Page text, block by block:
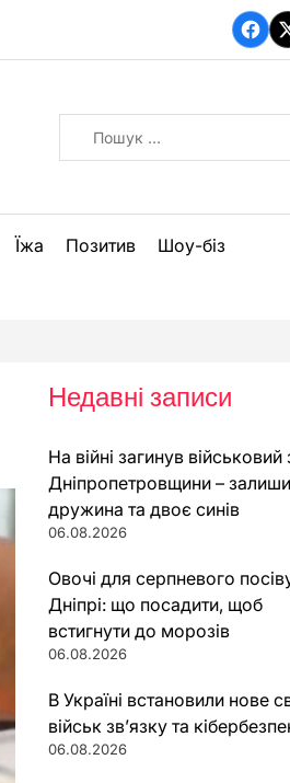
Їжа Позитив Шоу-біз
Недавні записи
На війні загинув військовий
Дніпропетровщини –
дружина та двоє синів
06.08.2026
Овочі для серпневого
Дніпрі: що посадити, щоб
встигнути до морозів
06.08.2026
В Україні встановили нове
військ зв’язку та
06.08.2026